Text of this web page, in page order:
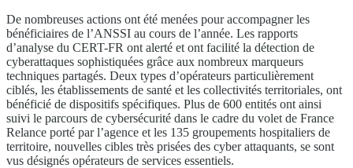
De nombreuses actions ont été menées pour accompagner les
bénéficiaires de l’ANSSI au cours de l’année. Les rapports
d’analyse du CERT-FR ont alerté et ont facilité la détection de
cyberattaques sophistiquées grâce aux nombreux marqueurs
techniques partagés. Deux types d’opérateurs particulièrement
ciblés, les établissements de santé et les collectivités territoriales, ont
bénéficié de dispositifs spécifiques. Plus de 600 entités ont ainsi
suivi le parcours de cybersécurité dans le cadre du volet de France
Relance porté par l’agence et les 135 groupements hospitaliers de
territoire, nouvelles cibles très prisées des cyber attaquants, se sont
vus désignés opérateurs de services essentiels.